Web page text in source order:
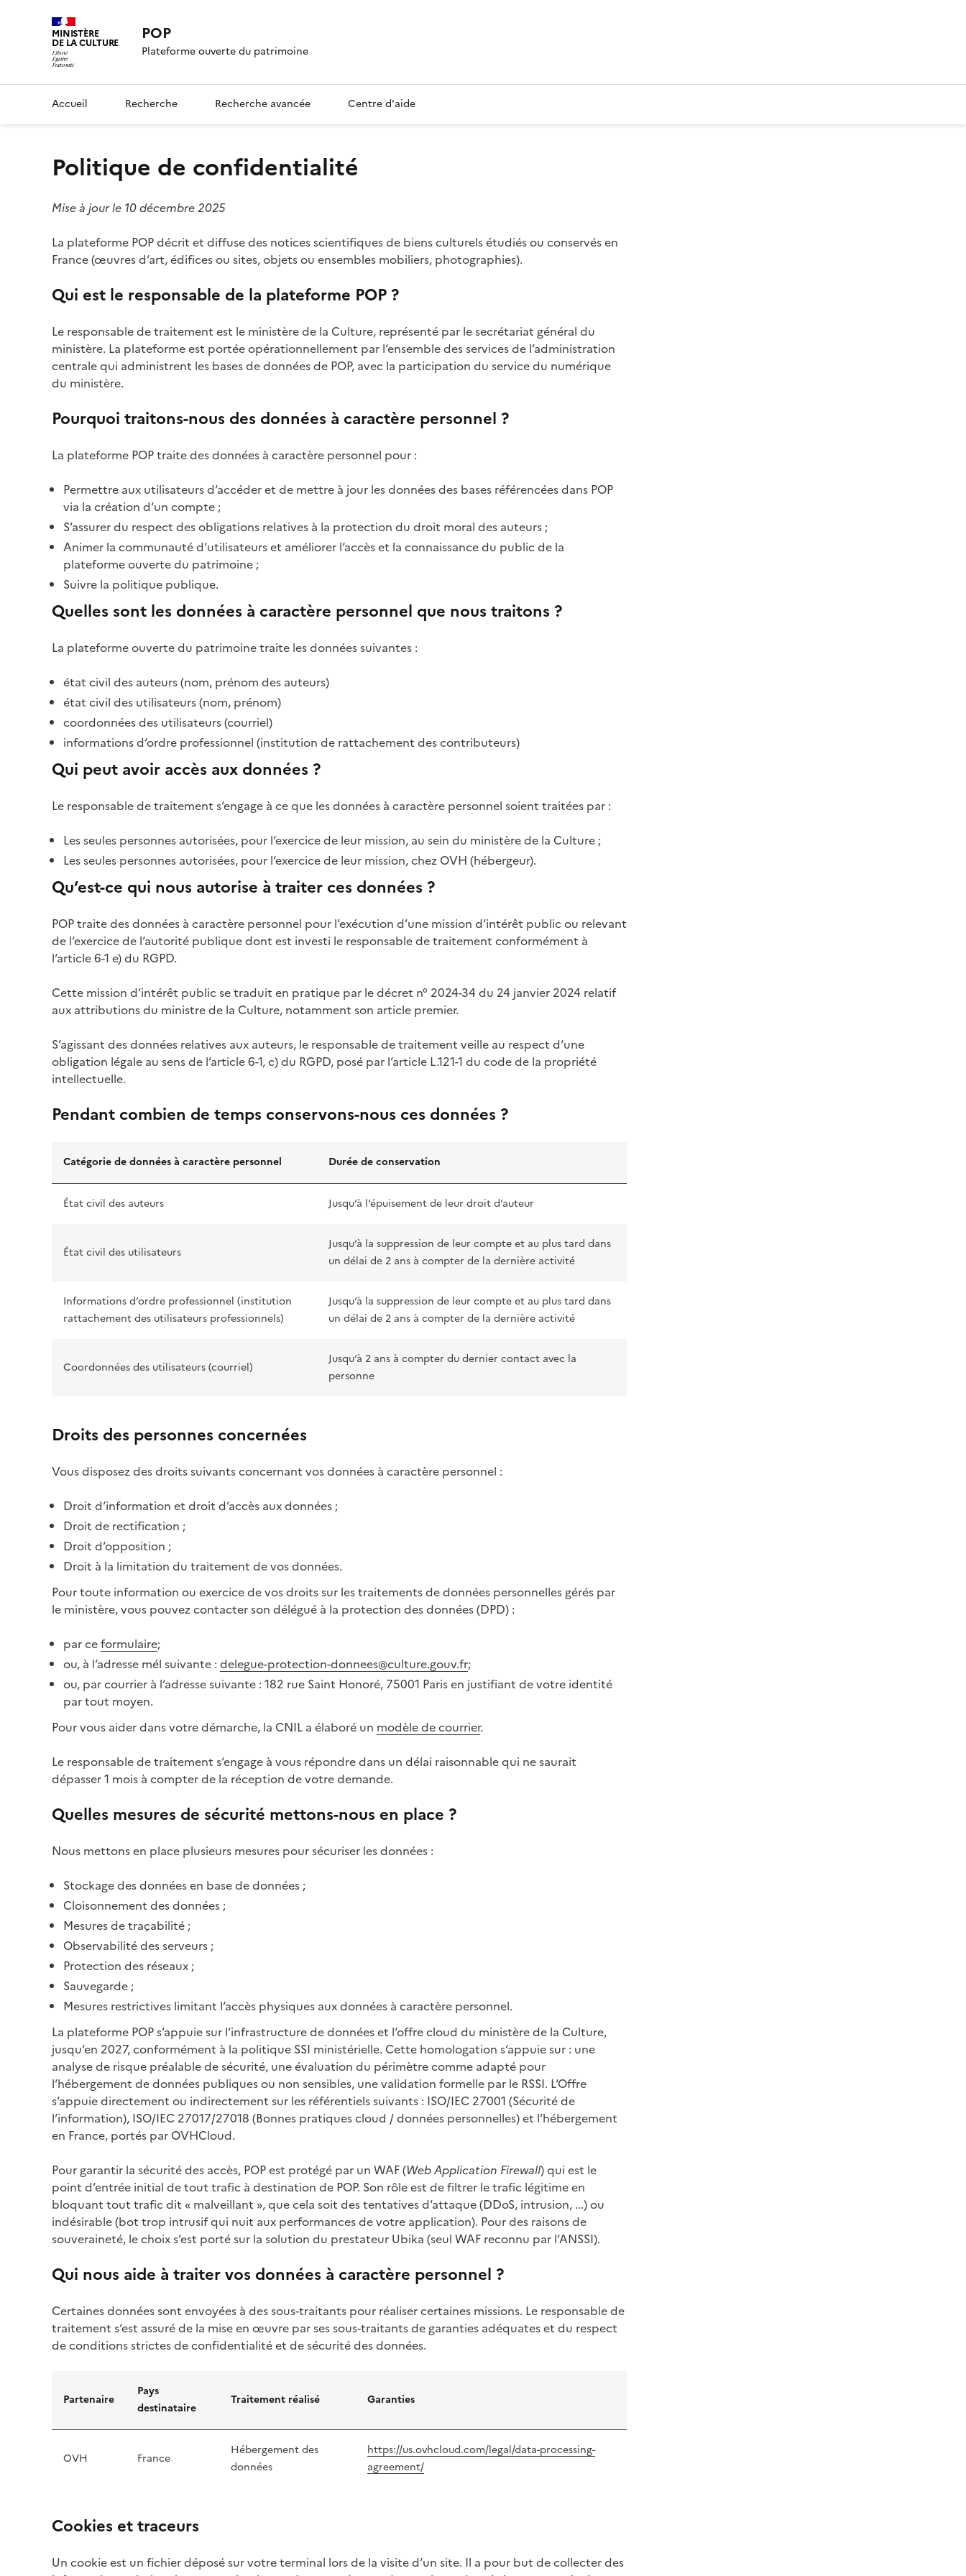
MINISTÈRE
DE LA CULTURE POP
Plateforme ouverte du patrimoine
Accueil Recherche Recherche avancée Centre d'aide
Politique de confidentialité
Mise à jour le 10 décembre 2025
La plateforme POP décrit et diffuse des notices scientifiques de biens culturels étudiés ou conservés en
France (œuvres d‘art, édifices ou sites, objets ou ensembles mobiliers, photographies).
Qui est le responsable de la plateforme POP ?
Le responsable de traitement est le ministère de la Culture, représenté par le secrétariat général du
ministère. La plateforme est portée opérationnellement par l‘ensemble des services de l‘administration
centrale qui administrent les bases de données de POP, avec la participation du service du numérique
du ministère.
Pourquoi traitons-nous des données à caractère personnel ?
La plateforme POP traite des données à caractère personnel pour :
Permettre aux utilisateurs d‘accéder et de mettre à jour les données des bases référencées dans POP
via la création d‘un compte ;
S‘assurer du respect des obligations relatives à la protection du droit moral des auteurs ;
Animer la communauté d‘utilisateurs et améliorer l‘accès et la connaissance du public de la
plateforme ouverte du patrimoine ;
Suivre la politique publique.
Quelles sont les données à caractère personnel que nous traitons ?
La plateforme ouverte du patrimoine traite les données suivantes :
état civil des auteurs (nom, prénom des auteurs)
état civil des utilisateurs (nom, prénom)
coordonnées des utilisateurs (courriel)
informations d‘ordre professionnel (institution de rattachement des contributeurs)
Qui peut avoir accès aux données ?
Le responsable de traitement s‘engage à ce que les données à caractère personnel soient traitées par :
Les seules personnes autorisées, pour l‘exercice de leur mission, au sein du ministère de la Culture ;
Les seules personnes autorisées, pour l‘exercice de leur mission, chez OVH (hébergeur).
Qu‘est-ce qui nous autorise à traiter ces données ?
POP traite des données à caractère personnel pour l‘exécution d‘une mission d‘intérêt public ou relevant
de l‘exercice de l‘autorité publique dont est investi le responsable de traitement conformément à
l‘article 6-1 e) du RGPD.
Cette mission d‘intérêt public se traduit en pratique par le décret n° 2024-34 du 24 janvier 2024 relatif
aux attributions du ministre de la Culture, notamment son article premier.
S‘agissant des données relatives aux auteurs, le responsable de traitement veille au respect d‘une
obligation légale au sens de l‘article 6-1, c) du RGPD, posé par l‘article L.121-1 du code de la propriété
intellectuelle.
Pendant combien de temps conservons-nous ces données ?
Catégorie de données à caractère personnel Durée de conservation
État civil des auteurs Jusqu‘à l‘épuisement de leur droit d‘auteur
État civil des utilisateurs
Jusqu‘à la suppression de leur compte et au plus tard dans
un délai de 2 ans à compter de la dernière activité
Informations d‘ordre professionnel (institution
rattachement des utilisateurs professionnels)
Jusqu‘à la suppression de leur compte et au plus tard dans
un délai de 2 ans à compter de la dernière activité
Coordonnées des utilisateurs (courriel)
Jusqu‘à 2 ans à compter du dernier contact avec la
personne
Droits des personnes concernées
Vous disposez des droits suivants concernant vos données à caractère personnel :
Droit d‘information et droit d‘accès aux données ;
Droit de rectification ;
Droit d‘opposition ;
Droit à la limitation du traitement de vos données.
Pour toute information ou exercice de vos droits sur les traitements de données personnelles gérés par
le ministère, vous pouvez contacter son délégué à la protection des données (DPD) :
par ceformulaire;
ou, à l‘adresse mél suivante : delegue-protection-donnees@culture.gouv.fr;
ou, par courrier à l‘adresse suivante : 182 rue Saint Honoré, 75001 Paris en justifiant de votre identité
par tout moyen.
Pour vous aider dans votre démarche, la CNIL a élaboré un modèle de courrier.
Le responsable de traitement s‘engage à vous répondre dans un délai raisonnable qui ne saurait
dépasser 1 mois à compter de la réception de votre demande.
Quelles mesures de sécurité mettons-nous en place ?
Nous mettons en place plusieurs mesures pour sécuriser les données :
Stockage des données en base de données ;
Cloisonnement des données ;
Mesures de traçabilité ;
Observabilité des serveurs ;
Protection des réseaux ;
Sauvegarde ;
Mesures restrictives limitant l‘accès physiques aux données à caractère personnel.
La plateforme POP s‘appuie sur l‘infrastructure de données et l‘offre cloud du ministère de la Culture,
jusqu‘en 2027, conformément à la politique SSI ministérielle. Cette homologation s‘appuie sur : une
analyse de risque préalable de sécurité, une évaluation du périmètre comme adapté pour
l‘hébergement de données publiques ou non sensibles, une validation formelle par le RSSI. L‘Offre
s‘appuie directement ou indirectement sur les référentiels suivants : ISO/IEC 27001 (Sécurité de
l‘information), ISO/IEC 27017/27018 (Bonnes pratiques cloud / données personnelles) et l‘hébergement
en France, portés par OVHCloud.
Pour garantir la sécurité des accès, POP est protégé par un WAF (Web Application Firewall) qui est le
point d‘entrée initial de tout trafic à destination de POP. Son rôle est de filtrer le trafic légitime en
bloquant tout trafic dit « malveillant », que cela soit des tentatives d‘attaque (DDoS, intrusion, ...) ou
indésirable (bot trop intrusif qui nuit aux performances de votre application). Pour des raisons de
souveraineté, le choix s‘est porté sur la solution du prestateur Ubika (seul WAF reconnu par l‘ANSSI).
Qui nous aide à traiter vos données à caractère personnel ?
Certaines données sont envoyées à des sous-traitants pour réaliser certaines missions. Le responsable de
traitement s‘est assuré de la mise en œuvre par ses sous-traitants de garanties adéquates et du respect
de conditions strictes de confidentialité et de sécurité des données.
Partenaire
Pays
destinataire
Traitement réalisé Garanties
OVH France
Hébergement des
données
https://us.ovhcloud.com/legal/data-processing-
agreement/
Cookies et traceurs
Un cookie est un fichier déposé sur votre terminal lors de la visite d‘un site. Il a pour but de collecter des